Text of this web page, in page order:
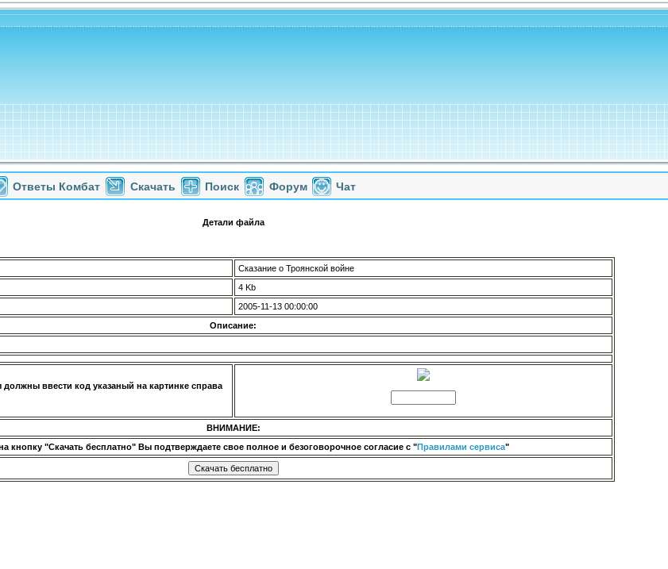
Ответы Комбат Скачать Поиск Форум Чат
Детали файла
Сказание о Троянской войне
4 Kb
2005-11-13 00:00:00
Описание:
ввести код указаный на картинке справа
ВНИМАНИЕ:
кнопку "Скачать бесплатно" Вы подтверждаете свое полное и безоговорочное согласие с "Правилами сервиса"